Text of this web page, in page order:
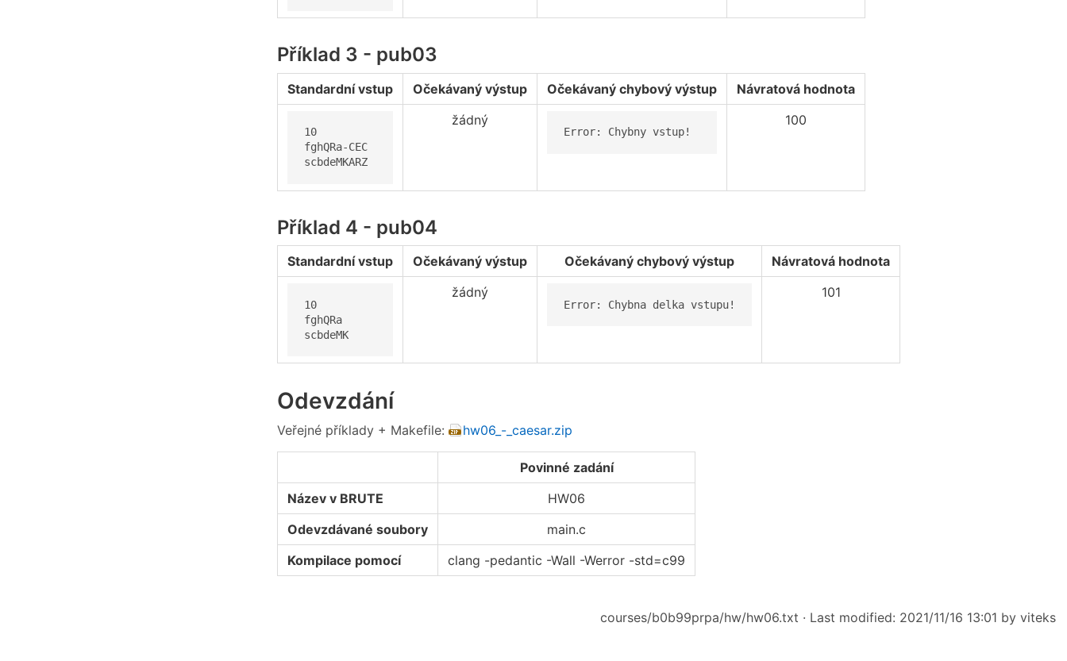
Příklad 3 - pub03
Standardní vstup Očekávaný výstup Očekávaný chybový výstup Návratová hodnota
10
fghQRa-CEC
scbdeMKARZ
žádný
Error: Chybny vstup!
100
Příklad 4 - pub04
Standardní vstup Očekávaný výstup Očekávaný chybový výstup Návratová hodnota
10
fghQRa
scbdeMK
žádný
Error: Chybna delka vstupu!
101
Odevzdání
Veřejné příklady + Makefile: hw06_-_caesar.zip
Povinné zadání
Název v BRUTE
HW06
Odevzdávané soubory
main.c
Kompilace pomocí
clang -pedantic -Wall -Werror -std=c99
courses/b0b99prpa/hw/hw06.txt · Last modified: 2021/11/16 13:01 by viteks